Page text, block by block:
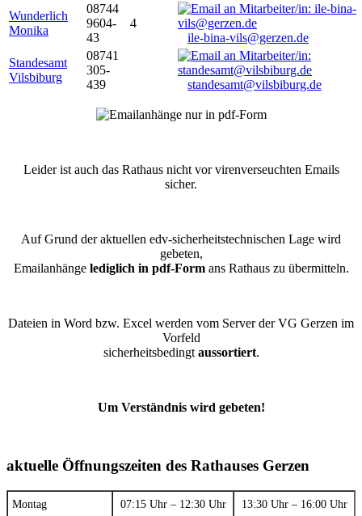
Wunderlich
Monika
08744
9604-
43
4
ile-bina-vils@gerzen.de
Standesamt
Vilsbiburg
08741
305-
439
standesamt@vilsbiburg.de
Leider ist auch das Rathaus nicht vor virenverseuchten Emails
sicher.
Auf Grund der aktuellen edv-sicherheitstechnischen Lage wird
gebeten,
Emailanhänge lediglich in pdf-Formans Rathaus zu übermitteln.
Dateien in Word bzw. Excel werden vom Server der VG Gerzen im
Vorfeld
sicherheitsbedingt aussortiert.
Um Verständnis wird gebeten!
aktuelle Öffnungszeiten des Rathauses Gerzen
Montag 07:15 Uhr – 12:30 Uhr 13:30 Uhr – 16:00 Uhr